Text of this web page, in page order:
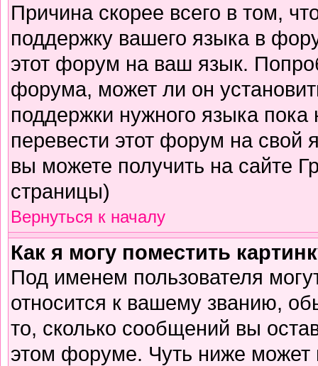
Причина скорее всего в том,
поддержку вашего языка в
этот форум на ваш язык.
форума, может ли он
поддержки нужного языка
перевести этот форум на
вы можете получить на сайте
страницы)
Вернуться к началу
Как я могу поместить
Под именем пользователя
относится к вашему званию,
то, сколько сообщений вы
этом форуме. Чуть ниже может